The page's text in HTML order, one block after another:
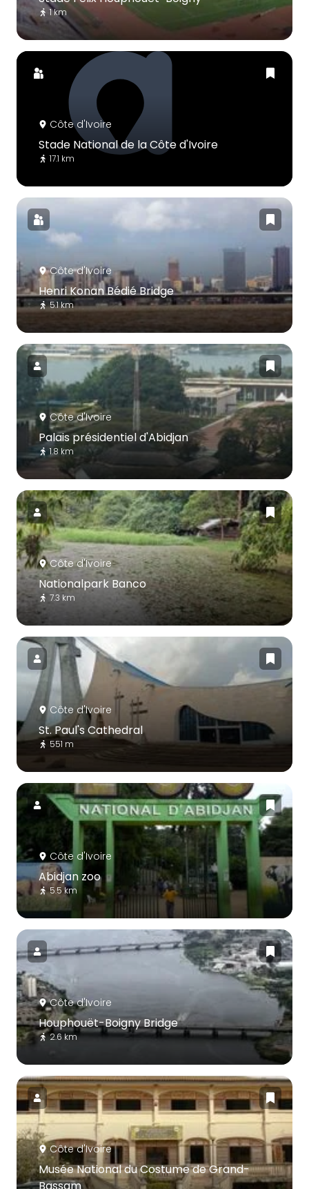
1 km
Côte d'Ivoire
Stade National de la Côte d'Ivoire
17.1 km
Côte d'Ivoire
Henri Konan Bédié Bridge
5.1 km
Côte d'Ivoire
Palais présidentiel d'Abidjan
1.8 km
Côte d'Ivoire
Nationalpark Banco
7.3 km
Côte d'Ivoire
St. Paul's Cathedral
551 m
Côte d'Ivoire
Abidjan zoo
5.5 km
Côte d'Ivoire
Houphouët-Boigny Bridge
2.6 km
Côte d'Ivoire
Musée National du Costume de Grand-